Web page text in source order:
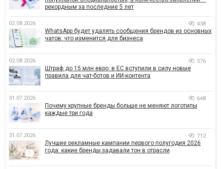
рекордным за последние 5 лет
02.08.2026 438
WhatsApp будет удалять сообщения брендов из основных
чатов: что изменится для бизнеса
02.08.2026 576
Штраф до 15 млн евро: в ЕС вступили в силу новые
правила для чат-ботов и ИИ-контента
31.07.2026 648
Почему крупные бренды больше не меняют логотипы
каждые три года
31.07.2026 712
Лучшие рекламные кампании первого полугодия 2026
года: какие бренды задавали тон в отрасли